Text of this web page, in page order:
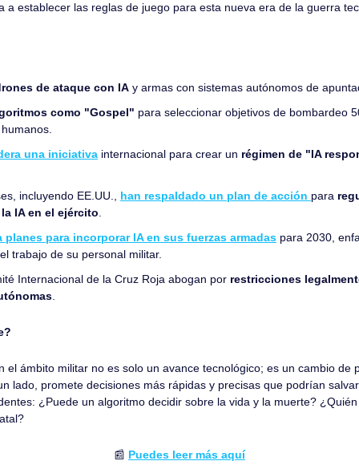
a establecer las reglas de juego para esta nueva era de la guerra
de ataque con IA y armas con sistemas autónomos de
como "Gospel" para seleccionar objetivos de bombardeo
una iniciativa internacional para crear un régimen de "IA
incluyendo EE.UU., han respaldado un plan de acción para
IA en el ejército.
planes para incorporar IA en sus fuerzas armadas para 2030,
trabajo de su personal militar.
Internacional de la Cruz Roja abogan por restricciones
.
el ámbito militar no es solo un avance tecnológico; es un cambio de
lado, promete decisiones más rápidas y precisas que podrían
¿Puede un algoritmo decidir sobre la vida y la muerte?
📰 Puedes leer más aquí